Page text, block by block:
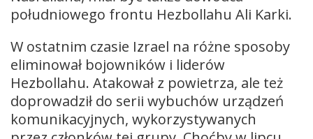
południowego frontu Hezbollahu Ali Karki.
W ostatnim czasie Izrael na różne sposoby
eliminował bojowników i liderów
Hezbollahu. Atakował z powietrza, ale też
doprowadził do serii wybuchów urządzeń
komunikacyjnych, wykorzystywanych